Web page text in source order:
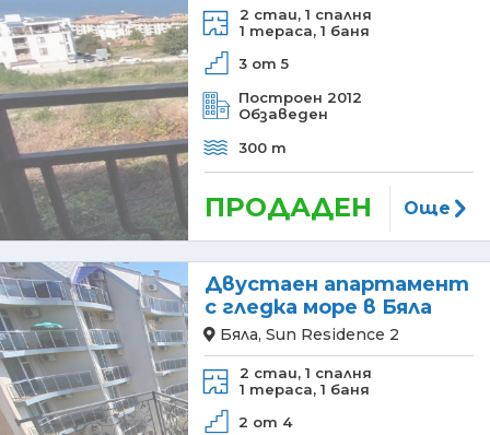
2 стаи, 1 спалня
1 тераса, 1 баня
3 от 5
Построен 2012
Обзаведен
300 m
ПРОДАДЕН Още
Двустаен апартамент
с гледка море в Бяла
Бяла, Sun Residence 2
2 стаи, 1 спалня
1 тераса, 1 баня
2 от 4